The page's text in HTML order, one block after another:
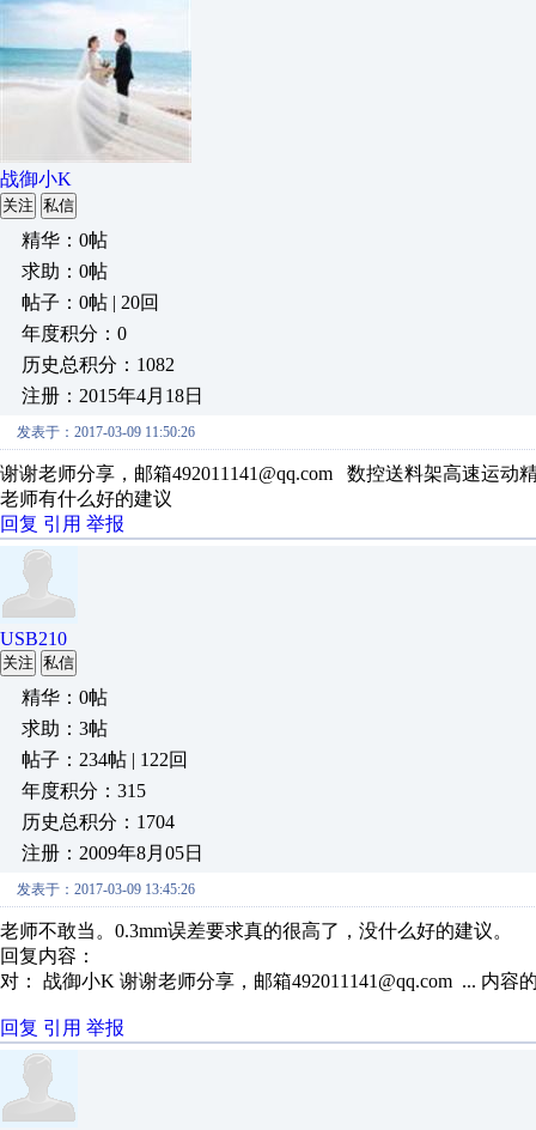
战御小K
关注 私信
精华：0帖
求助：0帖
帖子：0帖 | 20回
年度积分：0
历史总积分：1082
注册：2015年4月18日
发表于：2017-03-09 11:50:26
谢谢老师分享，邮箱492011141@qq.com 数控送料架高速运动
老师有什么好的建议
回复 引用 举报
USB210
关注 私信
精华：0帖
求助：3帖
帖子：234帖 | 122回
年度积分：315
历史总积分：1704
注册：2009年8月05日
发表于：2017-03-09 13:45:26
老师不敢当。0.3mm误差要求真的很高了，没什么好的建议。
回复内容：
对： 战御小K 谢谢老师分享，邮箱492011141@qq.com ... 内容
回复 引用 举报